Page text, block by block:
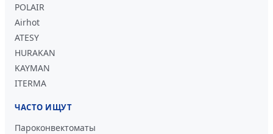
POLAIR
Airhot
ATESY
HURAKAN
KAYMAN
ITERMA
ЧАСТО ИЩУТ
Пароконвектоматы